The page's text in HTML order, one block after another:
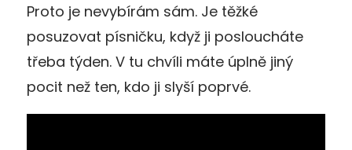
Proto je nevybírám sám. Je těžké
posuzovat písničku, když ji posloucháte
třeba týden. V tu chvíli máte úplně jiný
pocit než ten, kdo ji slyší poprvé.